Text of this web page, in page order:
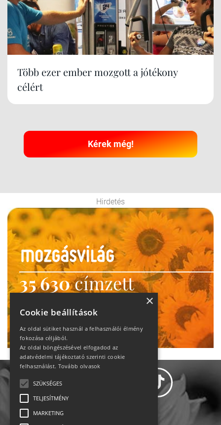
Több ezer ember mozgott a jótékony
célért
Kérek még!
Hirdetés
35 630címzett
heti motiváció
Ne maradj le!
×
Cookie beállítások
Az oldal sütiket használ a felhasználói élmény
fokozása céljából.
Az oldal böngészésével elfogadod az
adatvédelmi tájékoztató szerinti cookie
felhasználást. Tovább olvasok
SZÜKSÉGES
TELJESÍTMÉNY
MARKETING